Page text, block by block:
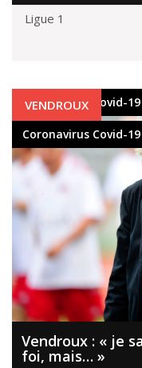
Coronavirus Covid-19
VENDROUX
Coronavirus Covid-19
Vendroux : « je
foi, mais… »